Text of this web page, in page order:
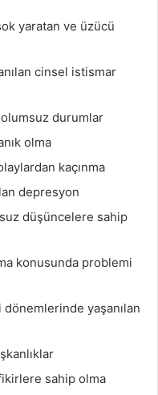
yaratan ve üzücü
cinsel istismar
durumlar
olma
kaçınma
depresyon
düşüncelere sahip
konusunda problemi
yaşanılan
sahip olma